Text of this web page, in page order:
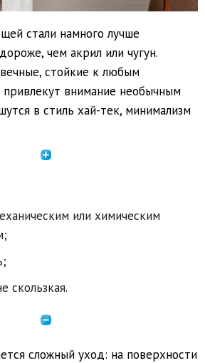
стали намного лучше
чем акрил или чугун.
стойкие к любым
внимание необычным
в стиль хай-тек, минимализм
или химическим
скользкая.
сложный уход: на поверхности